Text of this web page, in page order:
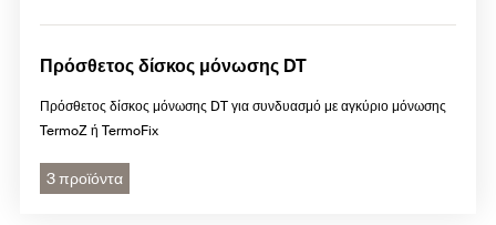
Πρόσθετος δίσκος μόνωσης DT
Πρόσθετος δίσκος μόνωσης DT για συνδυασμό με αγκύριο μόνωσης
TermoZ ή TermoFix
3 προϊόντα